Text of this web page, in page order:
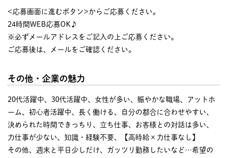
<応募画面に進むボタン>からご応募ください。
24時間WEB応募OK♪
※必ずメールアドレスをご記入の上ご応募ください。
ご応募後は、メールをご確認ください。
その他・企業の魅力
20代活躍中、30代活躍中、女性が多い、賑やかな職場、アットホ
ーム、初心者活躍中、長く働ける、自分の都合に合わせやすい、
決められた時間できっちり、立ち仕事、お客様との対話は多い、
力仕事が少ない、知識・経験不要、【高時給×力仕事なし】
その他、週末と平日少しだけ、ガッツリ勤務したいなど…希望の